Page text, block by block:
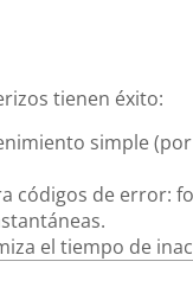
tienen éxito:
simple
códigos de error:
el tiempo de